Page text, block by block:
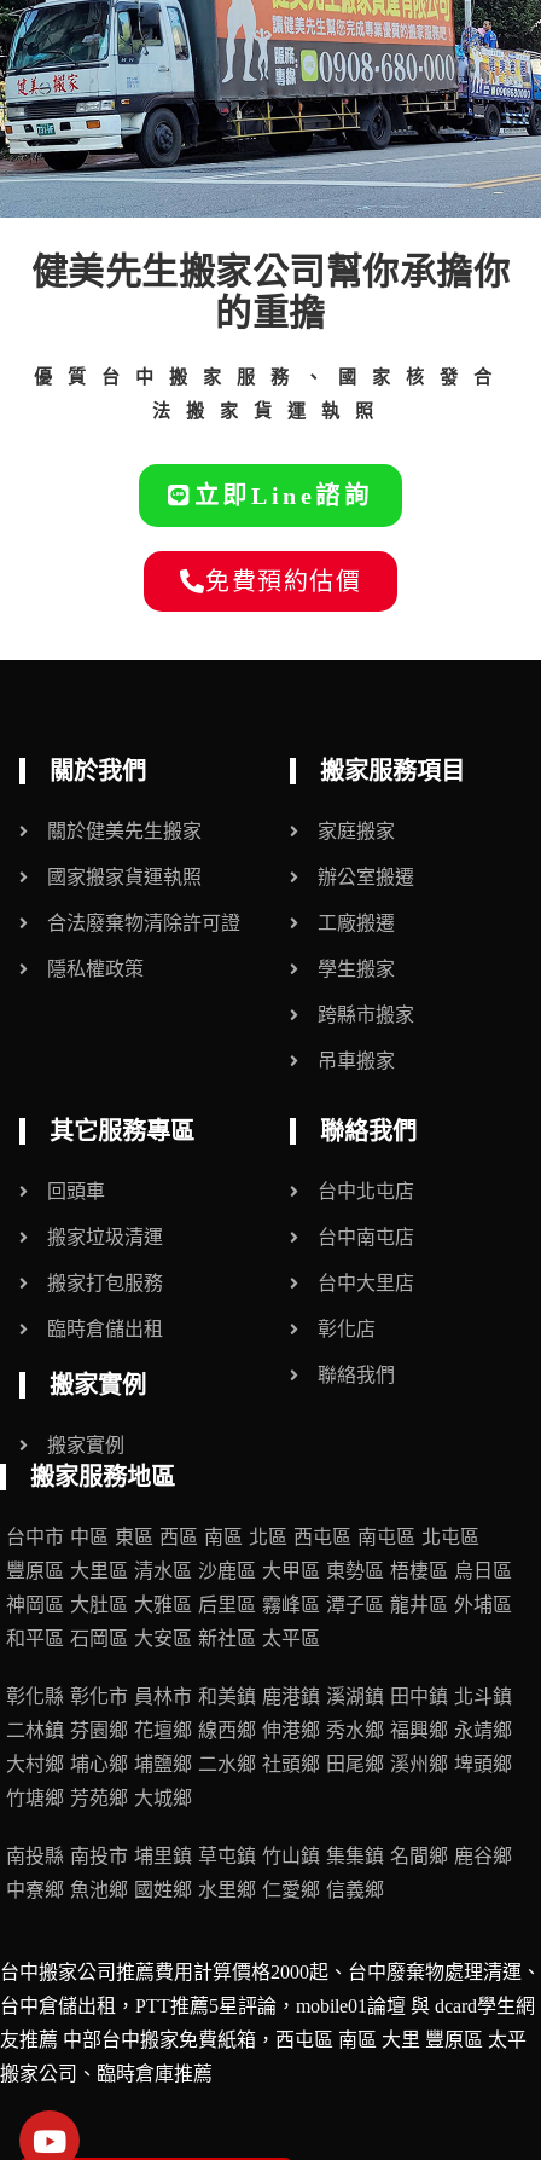
健美先生搬家公司幫你承擔你
的重擔
優質台中搬家服務、國家核發合
法搬家貨運執照
立即Line諮詢
免費預約估價
關於我們
關於健美先生搬家
國家搬家貨運執照
合法廢棄物清除許可證
隱私權政策
搬家服務項目
家庭搬家
辦公室搬遷
工廠搬遷
學生搬家
跨縣市搬家
吊車搬家
其它服務專區
回頭車
搬家垃圾清運
搬家打包服務
臨時倉儲出租
搬家實例
搬家實例
聯絡我們
台中北屯店
台中南屯店
台中大里店
彰化店
聯絡我們
搬家服務地區
台中市 中區 東區 西區 南區 北區 西屯區 南屯區 北屯區
豐原區 大里區 清水區 沙鹿區 大甲區 東勢區 梧棲區 烏日區
神岡區 大肚區 大雅區 后里區 霧峰區 潭子區 龍井區 外埔區
和平區 石岡區 大安區 新社區 太平區
彰化縣 彰化市 員林市 和美鎮 鹿港鎮 溪湖鎮 田中鎮 北斗鎮
二林鎮 芬園鄉 花壇鄉 線西鄉 伸港鄉 秀水鄉 福興鄉 永靖鄉
大村鄉 埔心鄉 埔鹽鄉 二水鄉 社頭鄉 田尾鄉 溪州鄉 埤頭鄉
竹塘鄉 芳苑鄉 大城鄉
南投縣 南投市 埔里鎮 草屯鎮 竹山鎮 集集鎮 名間鄉 鹿谷鄉
中寮鄉 魚池鄉 國姓鄉 水里鄉 仁愛鄉 信義鄉
台中搬家公司推薦費用計算價格2000起、台中廢棄物處理清運、
台中倉儲出租，PTT推薦5星評論，mobile01論壇 與 dcard學生網
友推薦 中部台中搬家免費紙箱，西屯區 南區 大里 豐原區 太平
搬家公司、 臨時倉庫推薦